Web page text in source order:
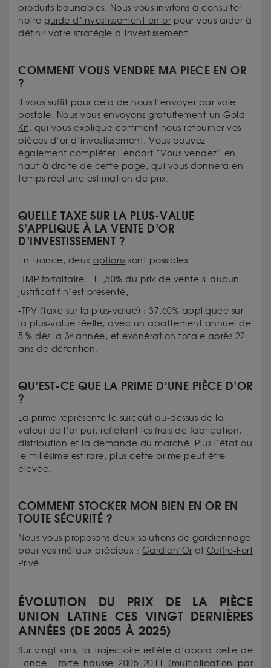
produits boursables. Nous vous invitons à consulter
notre guide d’investissement en or pour vous aider à
définir votre stratégie d’investissement.
COMMENT VOUS VENDRE MA PIECE EN OR
?
Il vous suffit pour cela de nous l’envoyer par voie
postale. Nous vous envoyons gratuitement un Gold
Kit, qui vous explique comment nous retourner vos
pièces d’or d’investissement. Vous pouvez
également compléter l’encart “Vous vendez” en
haut à droite de cette page, qui vous donnera en
temps réel une estimation de prix.
QUELLE TAXE SUR LA PLUS-VALUE
S’APPLIQUE À LA VENTE D’OR
D’INVESTISSEMENT ?
En France, deux options sont possibles :
-TMP forfaitaire : 11,50% du prix de vente si aucun
justificatif n’est présenté,
-TPV (taxe sur la plus-value) : 37,60% appliquée sur
la plus-value réelle, avec un abattement annuel de
5 % dès la 3ᵉ année, et exonération totale après 22
ans de détention.
QU’EST-CE QUE LA PRIME D’UNE PIÈCE D’OR
?
La prime représente le surcoût au-dessus de la
valeur de l’or pur, reflétant les frais de fabrication,
distribution et la demande du marché. Plus l’état ou
le millésime est rare, plus cette prime peut être
élevée.
COMMENT STOCKER MON BIEN EN OR EN
TOUTE SÉCURITÉ ?
Nous vous proposons deux solutions de gardiennage
pour vos métaux précieux : Gardien’Or et Coffre-Fort
Privé.
ÉVOLUTION DU PRIX DE LA PIÈCE
UNION LATINE CES VINGT DERNIÈRES
ANNÉES (DE 2005 À 2025)
Sur vingt ans, la trajectoire reflète d’abord celle de
l’once : forte hausse 2005–2011 (multiplication par